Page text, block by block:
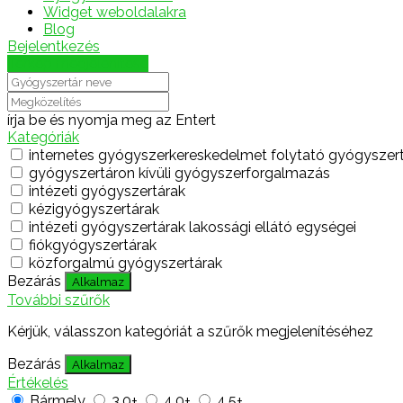
Widget weboldalakra
Blog
Bejelentkezés
írja be és nyomja meg az Entert
Kategóriák
internetes gyógyszerkereskedelmet folytató
gyógyszertáron kívüli gyógyszerforgalmazás
intézeti gyógyszertárak
kézigyógyszertárak
intézeti gyógyszertárak lakossági ellátó egységei
fiókgyógyszertárak
közforgalmú gyógyszertárak
Bezárás
Alkalmaz
További szűrők
Kérjük, válasszon kategóriát a szűrők megjelenítéséhez
Bezárás
Alkalmaz
Értékelés